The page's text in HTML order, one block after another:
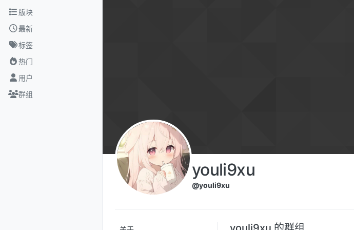
跳转至内容
版块
最新
标签
热门
用户
群组
youli9xu
@youli9xu